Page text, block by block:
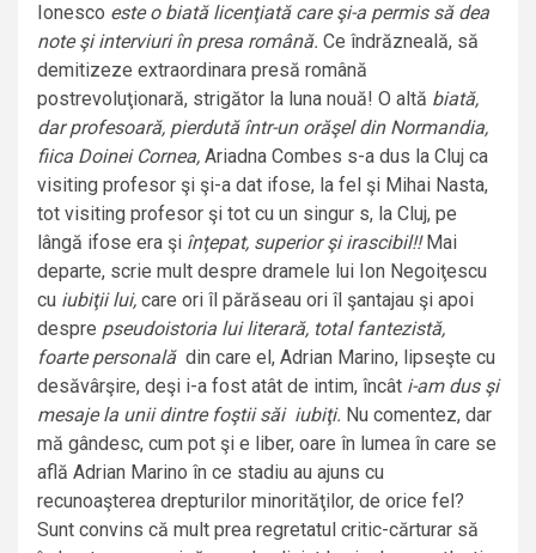
Ionesco este o biată licenţiată care şi-a permis să dea
note şi interviuri în presa română. Ce îndrăzneală, să
demitizeze extraordinara presă română
postrevoluţionară, strigător la luna nouă! O altă biată,
dar profesoară, pierdută într-un orăşel din Normandia,
fiica Doinei Cornea, Ariadna Combes s-a dus la Cluj ca
visiting profesor şi şi-a dat ifose, la fel şi Mihai Nasta,
tot visiting profesor şi tot cu un singur s, la Cluj, pe
lângă ifose era şi înţepat, superior şi irascibil!! Mai
departe, scrie mult despre dramele lui Ion Negoiţescu
cu iubiţii lui, care ori îl părăseau ori îl şantajau şi apoi
despre pseudoistoria lui literară, total fantezistă,
foarte personală din care el, Adrian Marino, lipseşte cu
desăvârşire, deşi i-a fost atât de intim, încât i-am dus şi
mesaje la unii dintre foştii săi iubiţi. Nu comentez, dar
mă gândesc, cum pot şi e liber, oare în lumea în care se
află Adrian Marino în ce stadiu au ajuns cu
recunoaşterea drepturilor minorităţilor, de orice fel?
Sunt convins că mult prea regretatul critic-cărturar să